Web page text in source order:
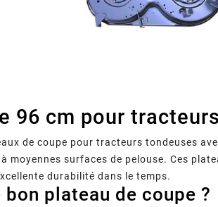
96 cm pour
de coupe pour tracteurs tondeuses
moyennes surfaces de pelouse. Ces
durabilité dans le temps.
plateau de coupe ?